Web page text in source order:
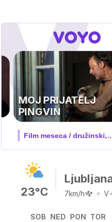
UEFA
SUPERPOKAL
V živo na VOYO: sreda ob
23°C 7km/h V
SOB NED PON TOR